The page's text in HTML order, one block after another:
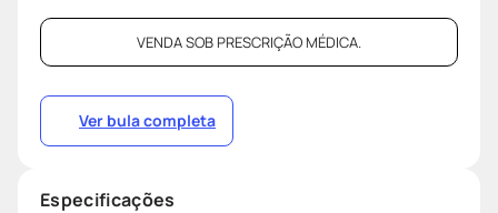
VENDA SOB PRESCRIÇÃO MÉDICA.
Ver bula completa
Especificações